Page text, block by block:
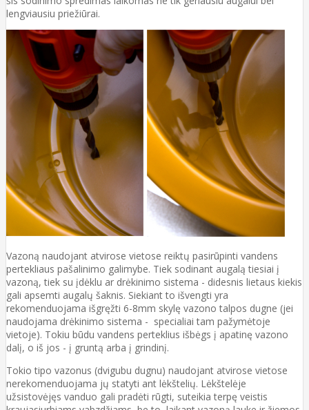
lengviausiu priežiūrai.
Vazoną naudojant atvirose vietose reiktų pasirūpinti vandens
pertekliaus pašalinimo galimybe. Tiek sodinant augalą tiesiai į
vazoną, tiek su įdėklu ar drėkinimo sistema - didesnis lietaus kiekis
gali apsemti augalų šaknis. Siekiant to išvengti yra
rekomenduojama išgręžti 6-8mm skylę vazono talpos dugne (jei
naudojama drėkinimo sistema - specialiai tam pažymėtoje
vietoje). Tokiu būdu vandens perteklius išbėgs į apatinę vazono
dalį, o iš jos - į gruntą arba į grindinį.
Tokio tipo vazonus (dvigubu dugnu) naudojant atvirose vietose
nerekomenduojama jų statyti ant lėkštelių. Lėkštelėje
užsistovėjęs vanduo gali pradėti rūgti, suteikia terpę veistis